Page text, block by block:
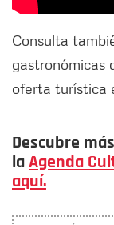
Consulta
gastronómicas
oferta turística
Descubre
laAgenda
aquí.